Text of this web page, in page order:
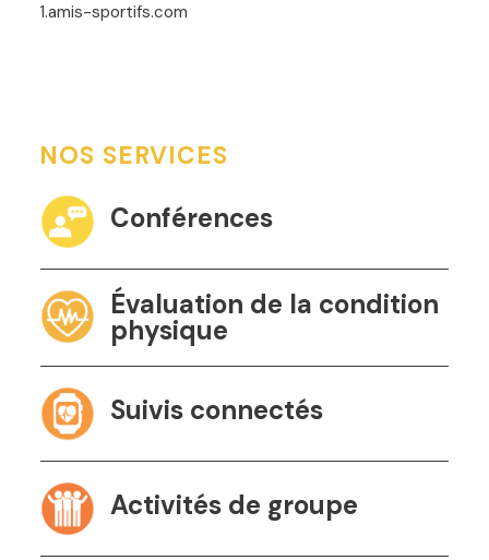
1.amis-sportifs.com
NOS SERVICES
Conférences
Évaluation de la condition
physique
Suivis connectés
Activités de groupe